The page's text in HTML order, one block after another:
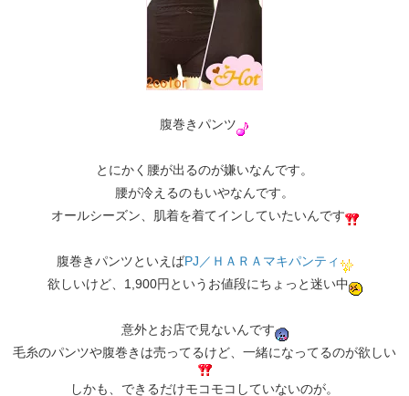
腹巻きパンツ
とにかく腰が出るのが嫌いなんです。
腰が冷えるのもいやなんです。
オールシーズン、肌着を着てインしていたいんです
腹巻きパンツといえばPJ／ＨＡＲＡマキパンティ
欲しいけど、1,900円というお値段にちょっと迷い中
意外とお店で見ないんです
毛糸のパンツや腹巻きは売ってるけど、一緒になってるのが欲しい
しかも、できるだけモコモコしていないのが。